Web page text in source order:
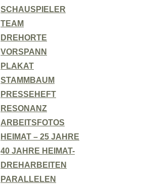
SCHAUSPIELER
TEAM
DREHORTE
VORSPANN
PLAKAT
STAMMBAUM
PRESSEHEFT
RESONANZ
ARBEITSFOTOS
HEIMAT – 25 JAHRE
40 JAHRE HEIMAT-
DREHARBEITEN
PARALLELEN